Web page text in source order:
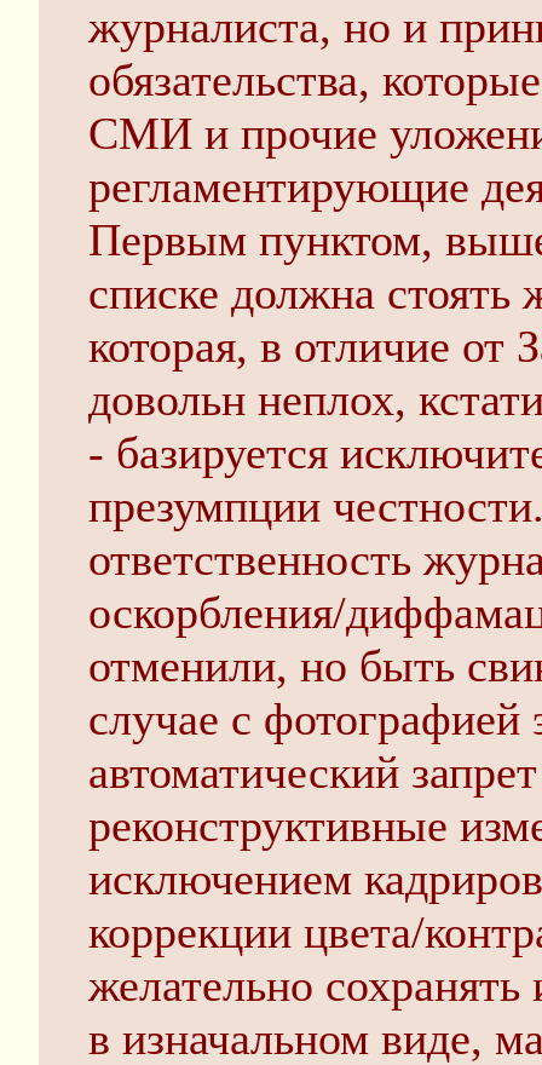
журналиста, но и
обязательства,
СМИ и прочие
регламентирующие
Первым пунктом,
списке должна стоять
которая, в отличие от
довольн неплох,
- базируется
презумпции
ответственность
оскорбления/
отменили, но быть
случае с фотографией
автоматический
реконструктивные
исключением
коррекции цвета/
желательно
в изначальном виде,